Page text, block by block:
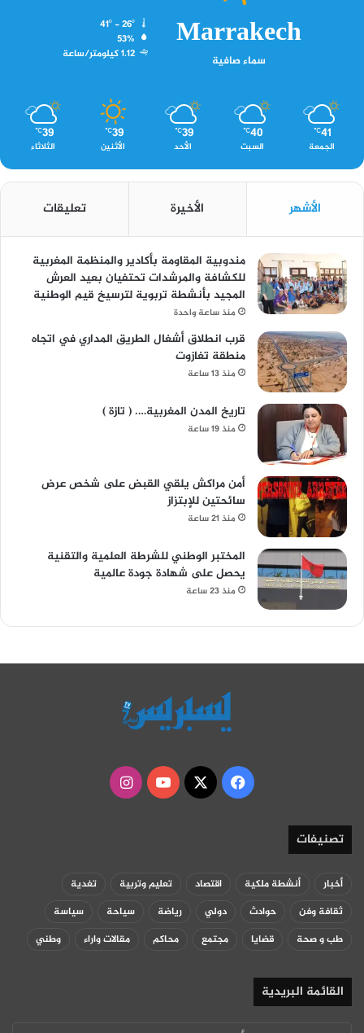
Marrakech
سماء صافية
53%
1.12 كيلومتر/ساعة
41
℃
الجمعة
40
℃
السبت
39
℃
الأحد
39
℃
الأثنين
39
℃
الثلاثاء
الأشهر الأخيرة تعليقات
مندوبية المقاومة بأكادير والمنظمة المغربية
للكشافة والمرشدات تحتفيان بعيد العرش
المجيد بأنشطة تربوية لترسيخ قيم الوطنية
منذ ساعة واحدة
قرب انطلاق أشغال الطريق المداري في اتجاه
منطقة تغازوت
منذ 13 ساعة
تاريخ المدن المغربية…. ( تازة )
منذ 19 ساعة
أمن مراكش يلقي القبض على شخص عرض
سائحتين للإبتزاز
منذ 21 ساعة
المختبر الوطني للشرطة العلمية والتقنية
يحصل على شهادة جودة عالمية
منذ 23 ساعة
فيسبوك
‫X
‫YouTubeانستقرام
تصنيفات
أخبار أنشطة ملكية اقتصاد تعليم وتربية
تغدية
ثقافة وفن
حوادث دولي رياضة سياحة
سياسة
طب و صحة
قضايا مجتمع محاكم مقالات واراء وطني
القائمة البريدية